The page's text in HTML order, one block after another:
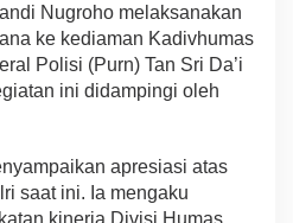
Nugroho melaksanakan
ke kediaman Kadivhumas
Polisi (Purn) Tan Sri Da’i
ini didampingi oleh
apresiasi atas
saat ini. Ia mengaku
kinerja Divisi Humas